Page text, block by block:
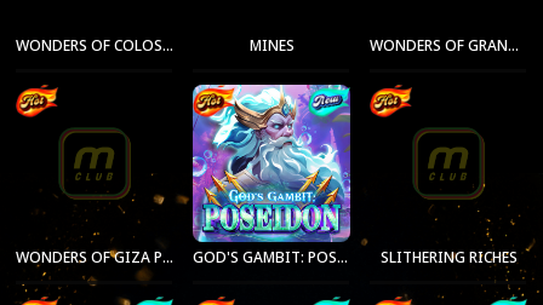
WONDERS OF COLOSSEUM MINES WONDERS OF GRAND CANYON
WONDERS OF GIZA PYRAMID GOD'S GAMBIT: POSEIDON SLITHERING RICHES